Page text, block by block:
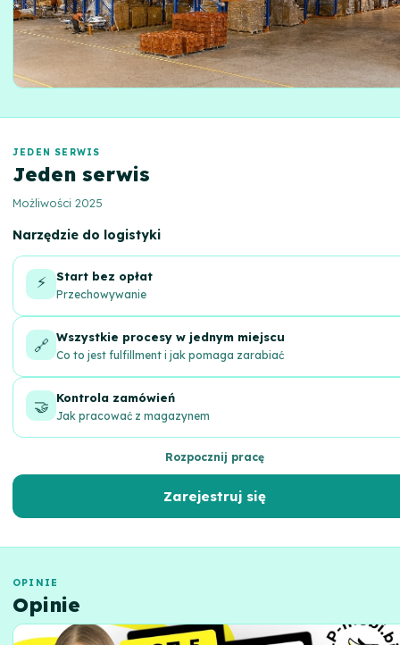
JEDEN SERWIS
Jeden serwis
Możliwości 2025
Narzędzie do logistyki
⚡ Start bez opłat
Przechowywanie
🔗 Wszystkie procesy w jednym miejscu
Co to jest fulfillment i jak pomaga zarabiać
🤝 Kontrola zamówień
Jak pracować z magazynem
Rozpocznij pracę
Zarejestruj się
OPINIE
Opinie